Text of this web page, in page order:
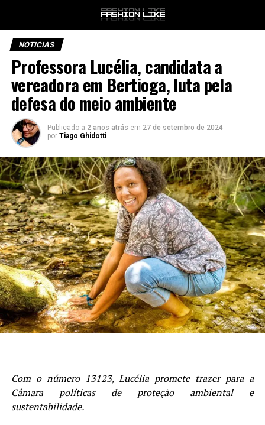
NOTICIAS
Professora Lucélia, candidata a
vereadora em Bertioga, luta pela
defesa do meio ambiente
Publicado a 2 anos atrás em 27 de setembro de 2024
por Tiago Ghidotti
Com o número 13123, Lucélia promete trazer para a
Câmara políticas de proteção ambiental e
sustentabilidade.